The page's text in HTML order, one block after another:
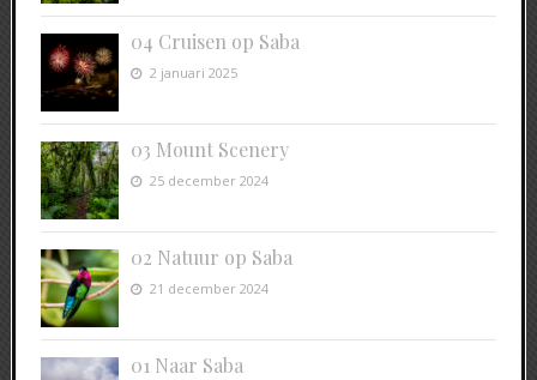
04 Cruisen op Saba
2 januari 2025
03 Mount Scenery
25 december 2024
02 Natuur op Saba
21 december 2024
01 Naar Saba